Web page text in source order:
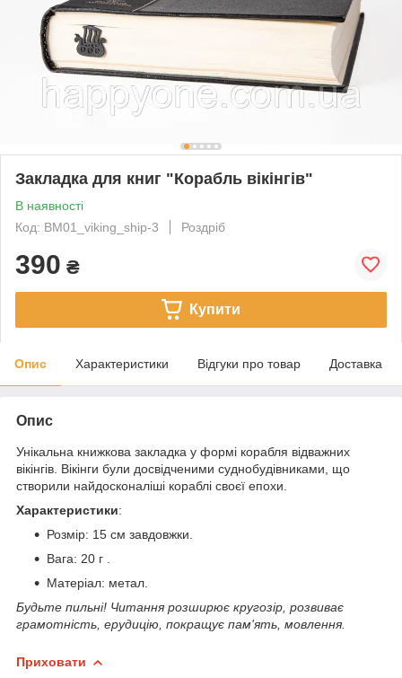
Закладка для книг "Корабль вікінгів"
В наявності
Код: BM01_viking_ship-3
Роздріб
390 ₴
Купити
Опис Характеристики Відгуки про товар Доставка
Опис
Унікальна книжкова закладка у формі корабля відважних
вікінгів. Вікінги були досвідченими суднобудівниками, що
створили найдосконаліші кораблі своєї епохи.
Характеристики:
Розмір: 15 см завдовжки.
Вага: 20 г .
Матеріал: метал.
Будьте пильні! Читання розширює кругозір, розвиває
грамотність, ерудицію, покращує пам'ять, мовлення.
Приховати